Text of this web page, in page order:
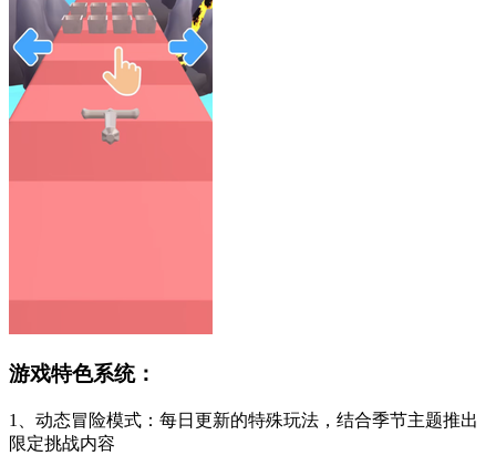
游戏特色系统：
1、动态冒险模式：每日更新的特殊玩法，结合季节主题推出
限定挑战内容